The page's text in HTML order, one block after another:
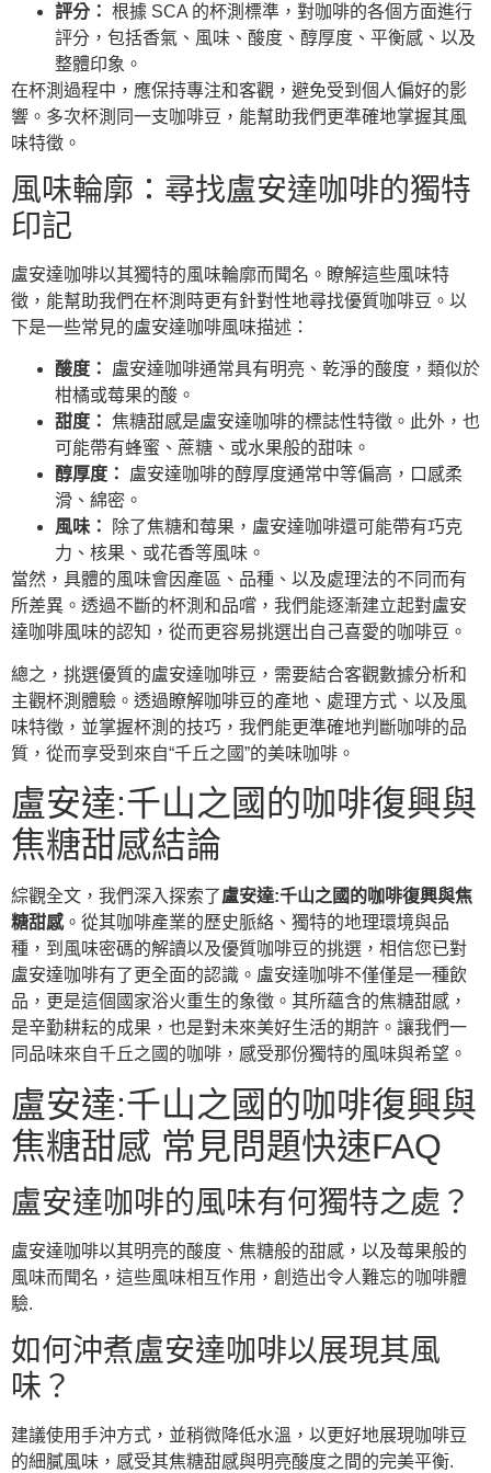
評分： 根據 SCA 的杯測標準，對咖啡的各個方面進行
評分，包括香氣、風味、酸度、醇厚度、平衡感、以及
整體印象。
在杯測過程中，應保持專注和客觀，避免受到個人偏好的影
響。多次杯測同一支咖啡豆，能幫助我們更準確地掌握其風
味特徵。
風味輪廓：尋找盧安達咖啡的獨特
印記
盧安達咖啡以其獨特的風味輪廓而聞名。瞭解這些風味特
徵，能幫助我們在杯測時更有針對性地尋找優質咖啡豆。以
下是一些常見的盧安達咖啡風味描述：
酸度：
盧安達咖啡通常具有明亮、乾淨的酸度，類似於
柑橘或莓果的酸。
甜度： 焦糖甜感是盧安達咖啡的標誌性特徵。此外，也
可能帶有蜂蜜、蔗糖、或水果般的甜味。
醇厚度：
盧安達咖啡的醇厚度通常中等偏高，口感柔
滑、綿密。
風味：
除了焦糖和莓果，盧安達咖啡還可能帶有巧克
力、核果、或花香等風味。
當然，具體的風味會因產區、品種、以及處理法的不同而有
所差異。透過不斷的杯測和品嚐，我們能逐漸建立起對盧安
達咖啡風味的認知，從而更容易挑選出自己喜愛的咖啡豆。
總之，挑選優質的盧安達咖啡豆，需要結合客觀數據分析和
主觀杯測體驗。透過瞭解咖啡豆的產地、處理方式、以及風
味特徵，並掌握杯測的技巧，我們能更準確地判斷咖啡的品
質，從而享受到來自“千丘之國”的美味咖啡。
盧安達:千山之國的咖啡復興與
焦糖甜感結論
綜觀全文，我們深入探索了盧安達:千山之國的咖啡復興與焦
糖甜感。從其咖啡產業的歷史脈絡、獨特的地理環境與品
種，到風味密碼的解讀以及優質咖啡豆的挑選，相信您已對
盧安達咖啡有了更全面的認識。盧安達咖啡不僅僅是一種飲
品，更是這個國家浴火重生的象徵。其所蘊含的焦糖甜感，
是辛勤耕耘的成果，也是對未來美好生活的期許。讓我們一
同品味來自千丘之國的咖啡，感受那份獨特的風味與希望。
盧安達:千山之國的咖啡復興與
焦糖甜感 常見問題快速FAQ
盧安達咖啡的風味有何獨特之處？
盧安達咖啡以其明亮的酸度、焦糖般的甜感，以及莓果般的
風味而聞名，這些風味相互作用，創造出令人難忘的咖啡體
驗.
如何沖煮盧安達咖啡以展現其風
味？
建議使用手沖方式，並稍微降低水溫，以更好地展現咖啡豆
的細膩風味，感受其焦糖甜感與明亮酸度之間的完美平衡.